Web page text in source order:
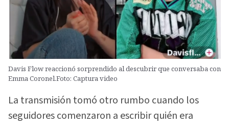
Davis Flow reaccionó sorprendido al descubrir que conversaba con
Emma Coronel.Foto: Captura video
La transmisión tomó otro rumbo cuando los
seguidores comenzaron a escribir quién era